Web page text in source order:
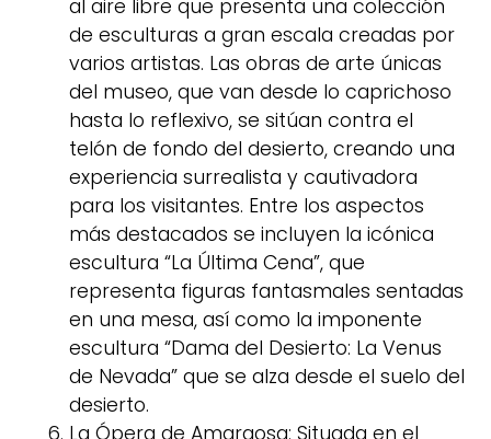
al aire libre que presenta una colección
de esculturas a gran escala creadas por
varios artistas. Las obras de arte únicas
del museo, que van desde lo caprichoso
hasta lo reflexivo, se sitúan contra el
telón de fondo del desierto, creando una
experiencia surrealista y cautivadora
para los visitantes. Entre los aspectos
más destacados se incluyen la icónica
escultura “La Última Cena”, que
representa figuras fantasmales sentadas
en una mesa, así como la imponente
escultura “Dama del Desierto: La Venus
de Nevada” que se alza desde el suelo del
desierto.
La Ópera de Amargosa: Situada en el